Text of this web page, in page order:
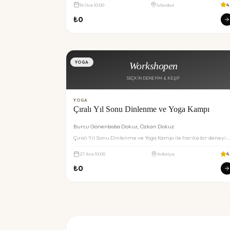
16Oca 10:00 İstanbul
₺0
Workshopen
SEÇKIN DENEYIM & KEŞIF
YOGA
YOGA
Çıralı Yıl Sonu Dinlenme ve Yoga Kampı
Burcu Gönenbaba Dokuz, Özkan Dokuz
Çıralı Yıl Sonu Dinlenme ve Yoga Kampı ile harika bir deneyim
27 Ara 10:00 Antalya
₺0